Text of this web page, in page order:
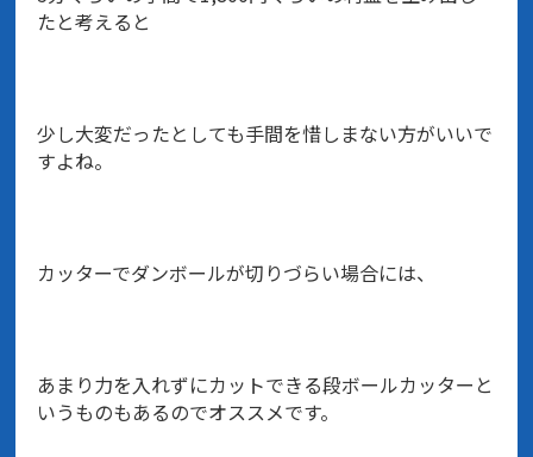
たと考えると
少し大変だったとしても手間を惜しまない方がいいで
すよね。
カッターでダンボールが切りづらい場合には、
あまり力を入れずにカットできる段ボールカッターと
いうものもあるのでオススメです。